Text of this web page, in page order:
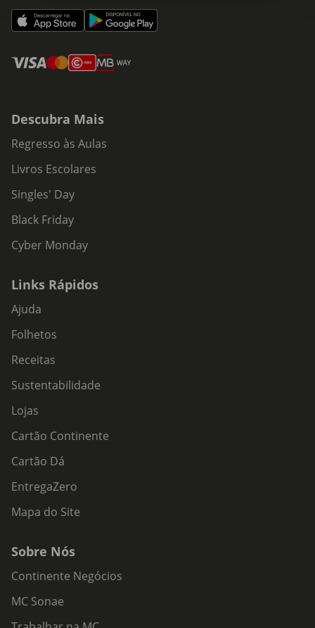
Descubra Mais
Regresso às Aulas
Livros Escolares
Singles' Day
Black Friday
Cyber Monday
Links Rápidos
Ajuda
Folhetos
Receitas
Sustentabilidade
Lojas
Cartão Continente
Cartão Dá
EntregaZero
Mapa do Site
Sobre Nós
Continente Negócios
MC Sonae